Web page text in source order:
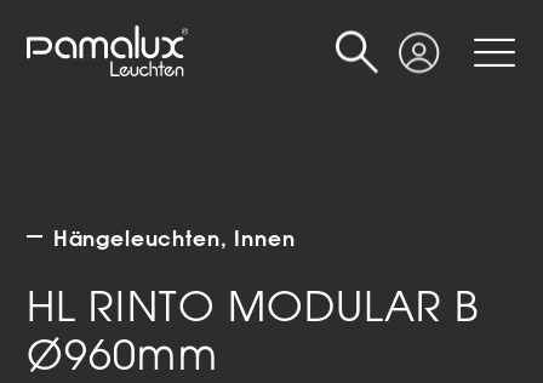
Login
Suche
Hängeleuchten Innen
HL RINTO MODULAR B
Ø960mm